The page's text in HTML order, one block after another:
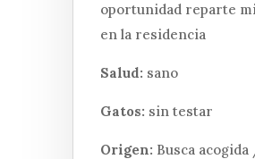
oportunidad reparte
en la residencia
Salud: sano
Gatos: sin testar
Origen: Busca